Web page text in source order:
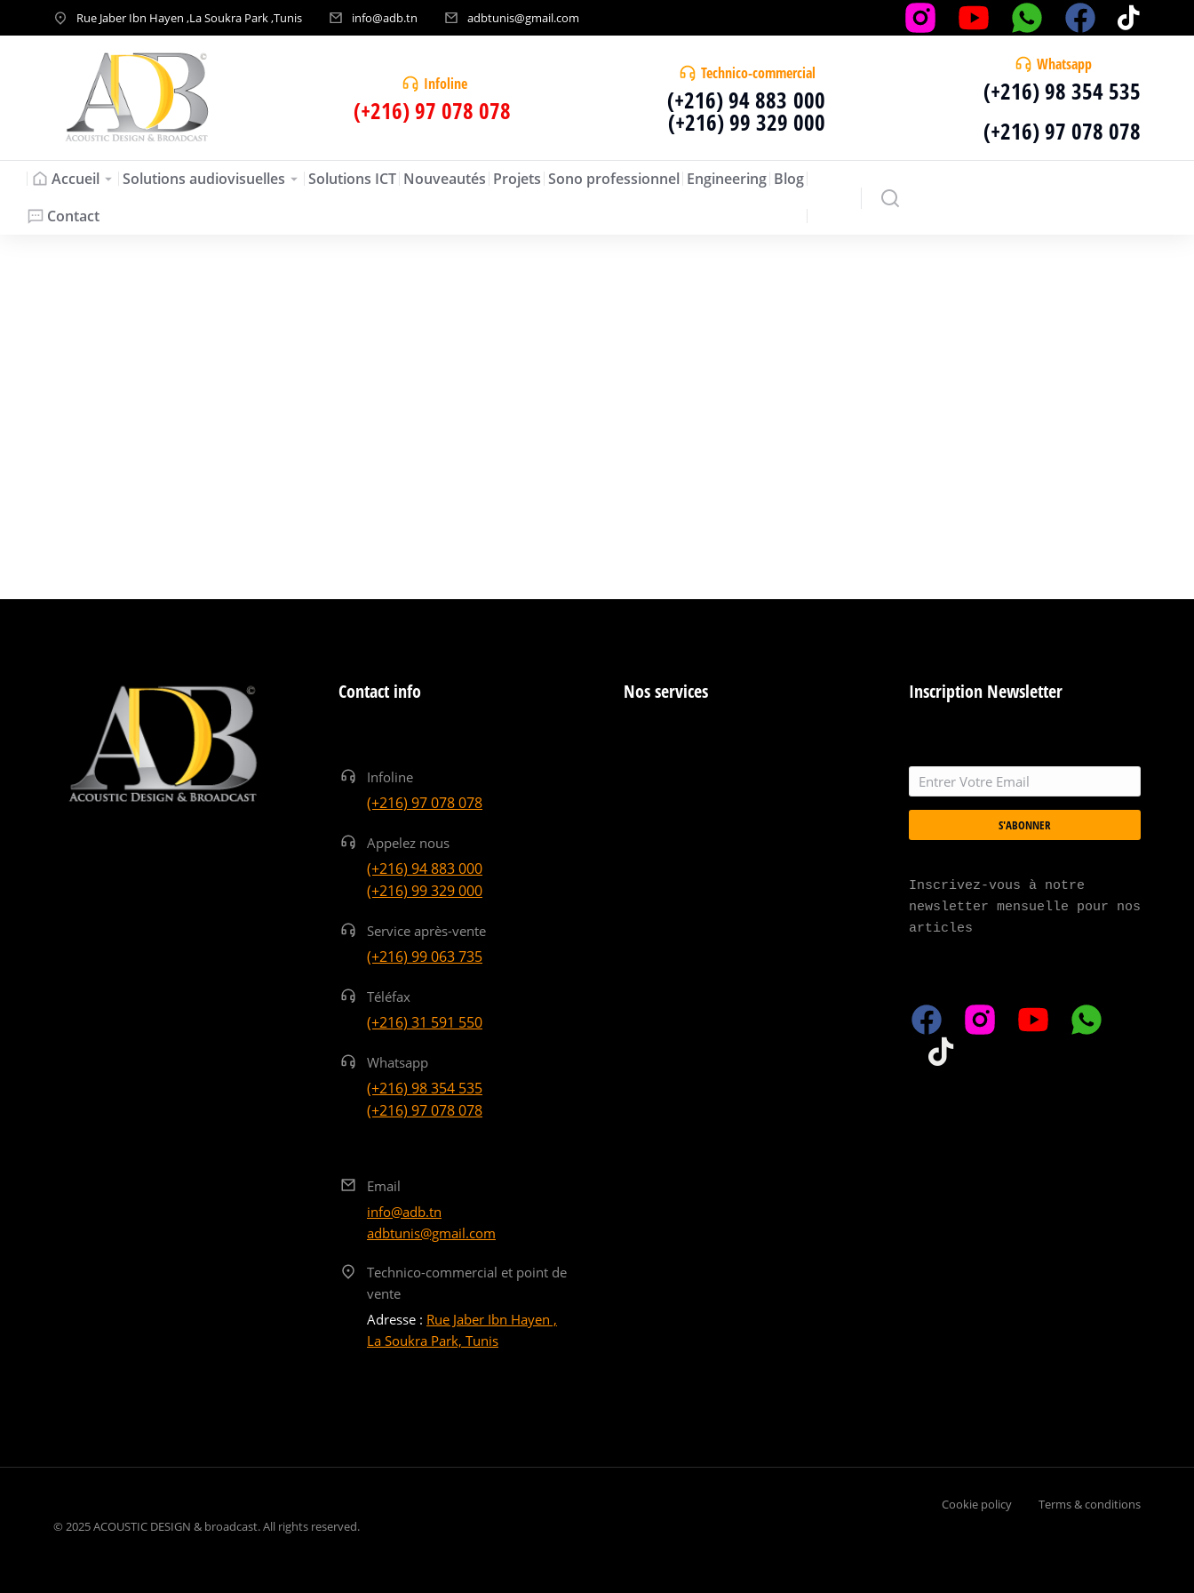
Rue Jaber Ibn Hayen ,La Soukra Park ,Tunis info@adb.tn adbtunis@gmail.com
Infoline
(+216) 97 078 078
Technico-commercial
(+216) 94 883 000
(+216) 99 329 000
Whatsapp
(+216) 98 354 535
(+216) 97 078 078
Accueil Solutions audiovisuelles Solutions ICT Nouveautés Projets Sono professionnel Engineering Blog
Contact
Contact info
Infoline
(+216) 97 078 078
Appelez nous
(+216) 94 883 000
(+216) 99 329 000
Service après-vente
(+216) 99 063 735
Téléfax
(+216) 31 591 550
Whatsapp
(+216) 98 354 535
(+216) 97 078 078
Email
info@adb.tn
adbtunis@gmail.com
Technico-commercial et point de
vente
Adresse : Rue Jaber Ibn Hayen ,
La Soukra Park, Tunis
Nos services Inscription Newsletter
S'ABONNER
Inscrivez-vous à notre
newsletter mensuelle pour nos
articles
© 2025 ACOUSTIC DESIGN & broadcast. All rights reserved.
Cookie policy Terms & conditions